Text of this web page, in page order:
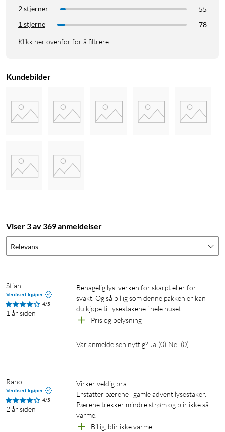
2 stjerner
55
1 stjerne
78
Klikk her ovenfor for å filtrere
Kundebilder
Viser 3 av 369 anmeldelser
Relevans
Stian
Verifisert kjøper
4/5
1 år siden
Behagelig lys, verken for skarpt eller for
svakt. Og så billig som denne pakken er kan
du kjøpe til lysestakene i hele huset.
Pris og belysning
Var anmeldelsen nyttig? Ja (0) Nei (0)
Rano
Verifisert kjøper
4/5
2 år siden
Virker veldig bra.
Erstatter pærene i gamle advent lysestaker.
Pærene trekker mindre strøm og blir ikke så
Billig, blir ikke varme